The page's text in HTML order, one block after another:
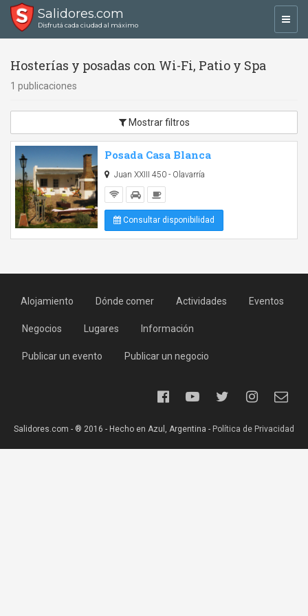
Salidores.com
Disfrutá cada ciudad al máximo
Hosterías y posadas con Wi-Fi, Patio y Spa
1 publicaciones
Mostrar filtros
Posada Casa Blanca
Juan XXIII 450 - Olavarría
Consultar disponibilidad
Alojamiento Dónde comer Actividades Eventos
Negocios Lugares Información
Publicar un evento Publicar un negocio
Salidores.com - ® 2016 - Hecho en Azul, Argentina - Política de Privacidad